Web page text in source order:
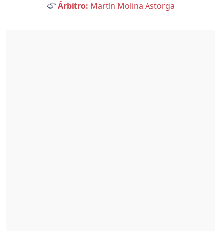
Árbitro: Martín Molina Astorga